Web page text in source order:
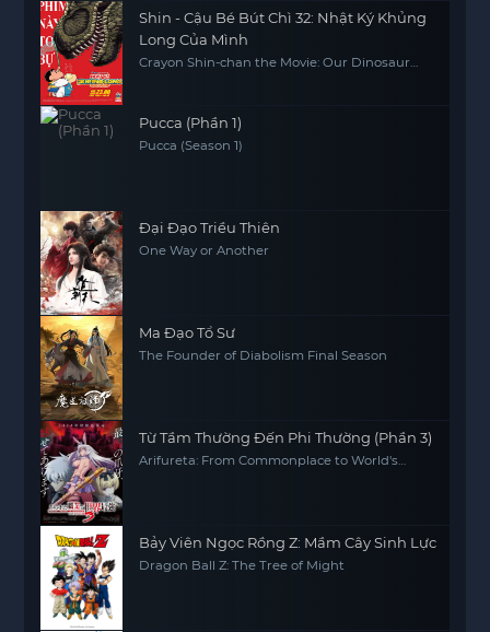
Shin - Cậu Bé Bút Chì 32: Nhật Ký Khủng
Long Của Mình
Crayon Shin-chan the Movie: Our Dinosaur
Pucca (Phần 1)
Pucca (Season 1)
Đại Đạo Triều Thiên
One Way or Another
Ma Đạo Tổ Sư
The Founder of Diabolism Final Season
Từ Tầm Thường Đến Phi Thường (Phần 3)
Arifureta: From Commonplace to World's
Bảy Viên Ngọc Rồng Z: Mầm Cây Sinh Lực
Dragon Ball Z: The Tree of Might